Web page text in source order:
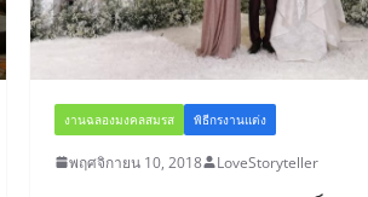
งานฉลองมงคลสมรส พิธีกรงานแต่ง
พฤศจิกายน 10, 2018 LoveStoryteller